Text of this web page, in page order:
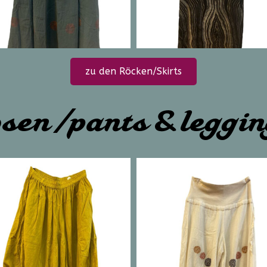
zu den Röcken/Skirts
/pants &